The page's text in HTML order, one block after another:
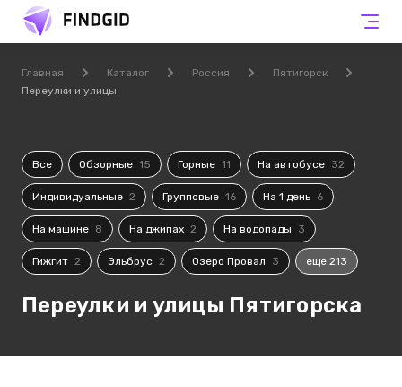
Главная Каталог Россия
Пятигорск
Переулки и улицы
Все Обзорные 15 Горные 11 На автобусе 32
Индивидуальные 2 Групповые 16 На 1 день 6
На машине 8 На джипах 2 На водопады 3
Гижгит 2 Эльбрус 2 Озеро Провал 3 еще 213
Переулки и улицы Пятигорска